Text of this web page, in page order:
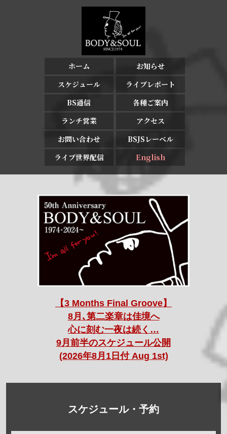
ホーム
お知らせ
スケジュール
ライブレポート
BS通信
各種ご案内
ランチ営業
アクセス
お問い合わせ
BSJSレーベル
ライブ世界配信
English
【3 Months Final Groove】
8月､第二楽章は佳境へ
心に刻む一夜は続く…
9月前半のスケジュール公開
(2026年8月1日付 Aug 1st)
スケジュール・予約